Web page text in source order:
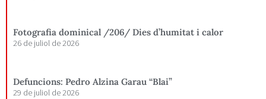
Fotografia dominical /206/ Dies d’humitat i calor
26 de juliol de 2026
Defuncions: Pedro Alzina Garau “Blai”
29 de juliol de 2026